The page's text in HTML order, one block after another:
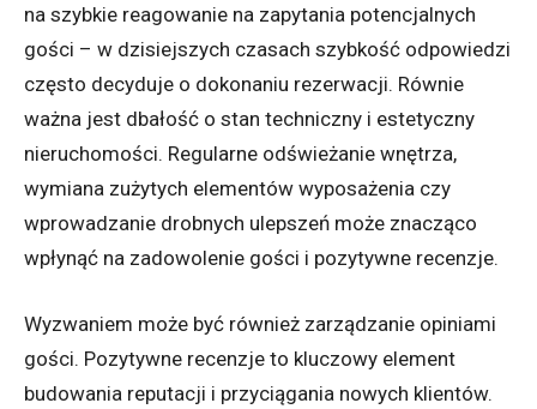
na szybkie reagowanie na zapytania potencjalnych
gości – w dzisiejszych czasach szybkość odpowiedzi
często decyduje o dokonaniu rezerwacji. Równie
ważna jest dbałość o stan techniczny i estetyczny
nieruchomości. Regularne odświeżanie wnętrza,
wymiana zużytych elementów wyposażenia czy
wprowadzanie drobnych ulepszeń może znacząco
wpłynąć na zadowolenie gości i pozytywne recenzje.
Wyzwaniem może być również zarządzanie opiniami
gości. Pozytywne recenzje to kluczowy element
budowania reputacji i przyciągania nowych klientów.